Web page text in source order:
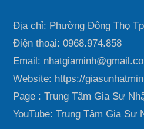
Địa chỉ: Phường Đông Thọ
Điện thoại: 0968.974.858
Email:
Website: https://
Page : Trung Tâm Gia Sư
YouTube: Trung Tâm Gia Sư